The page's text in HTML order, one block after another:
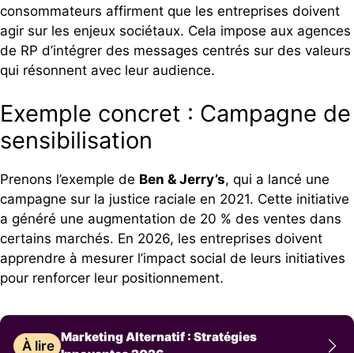
consommateurs affirment que les entreprises doivent
agir sur les enjeux sociétaux. Cela impose aux agences
de RP d’intégrer des messages centrés sur des valeurs
qui résonnent avec leur audience.
Exemple concret : Campagne de
sensibilisation
Prenons l’exemple de Ben & Jerry’s, qui a lancé une
campagne sur la justice raciale en 2021. Cette initiative
a généré une augmentation de 20 % des ventes dans
certains marchés. En 2026, les entreprises doivent
apprendre à mesurer l’impact social de leurs initiatives
pour renforcer leur positionnement.
À lire
Marketing Alternatif : Stratégies